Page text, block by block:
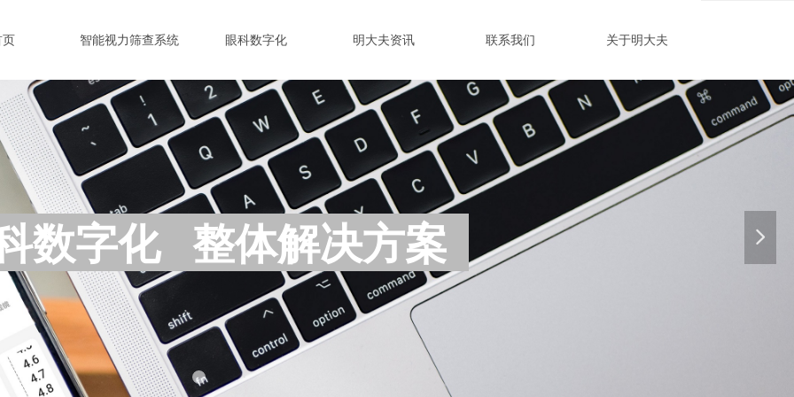
智能视力筛查系统 眼科数字化 明大夫资讯 联系我们 关于明大夫
数字化 整体解决方案 넲